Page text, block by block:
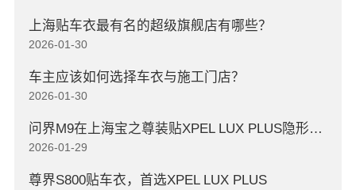
上海贴车衣最有名的超级旗舰店有哪些？
2026-01-30
车主应该如何选择车衣与施工门店？
2026-01-30
问界M9在上海宝之尊装贴XPEL LUX PLUS隐形车衣
2026-01-29
尊界S800贴车衣，首选XPEL LUX PLUS